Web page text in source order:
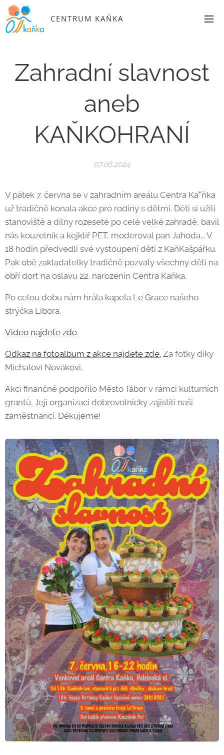
CENTRUM KAŇKA
Zahradní slavnost
aneb
KAŇKOHRANÍ
07.06.2024
V pátek 7. června se v zahradním areálu Centra Kaˇňka
už tradičně konala akce pro rodiny s dětmi. Děti si užili
stanoviště a dílny rozeseté po celé velké zahradě, bavil
nás kouzelník a kejklíř PET, moderoval pan Jahoda... V
18 hodin předvedli své vystoupení děti z KaňKašpářku.
Pak obě zakladatelky tradičně pozvaly všechny děti na
obří dort na oslavu 22. narozenin Centra Kaňka.
Po celou dobu nám hrála kapela Le´Grace našeho
strýčka Libora.
Video najdete zde.
Odkaz na fotoalbum z akce najdete zde. Za fotky díky
Michalovi Novákovi.
Akci finančně podpořilo Město Tábor v rámci kulturních
grantů. Její organizaci dobrovolnicky zajistili naši
zaměstnanci. Děkujeme!